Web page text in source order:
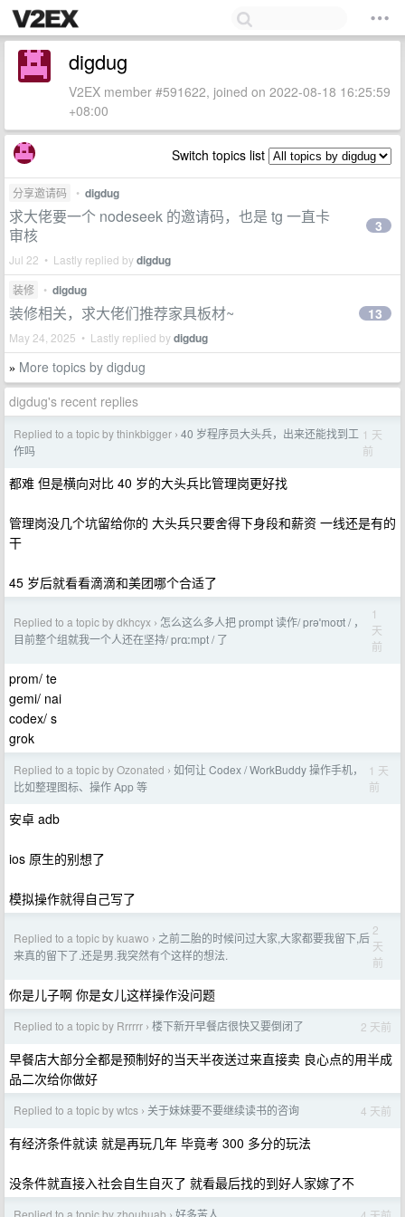
digdug
V2EX member #591622, joined on 2022-08-18 16:25:59
+08:00
Switch topics list
分享邀请码 • digdug
求大佬要一个 nodeseek 的邀请码，也是 tg 一直卡
审核
Jul 22 • Lastly replied bydigdug
3
装修 • digdug
装修相关，求大佬们推荐家具板材~
May 24, 2025 • Lastly replied bydigdug
13
» More topics by digdug
digdug's recent replies
Replied to a topic by thinkbigger › 40 岁程序员大头兵，出来还能找到工
作吗
1 天
前
都难 但是横向对比 40 岁的大头兵比管理岗更好找
管理岗没几个坑留给你的 大头兵只要舍得下身段和薪资 一线还是有的
干
45 岁后就看看滴滴和美团哪个合适了
Replied to a topic by dkhcyx › 怎么这么多人把 prompt 读作/ prəˈmoʊt / ，
目前整个组就我一个人还在坚持/ prɑːmpt / 了
1
天
前
prom/ te
gemi/ nai
codex/ s
grok
Replied to a topic by Ozonated › 如何让 Codex / WorkBuddy 操作手机，
比如整理图标、操作 App 等
1 天
前
安卓 adb
ios 原生的别想了
模拟操作就得自己写了
Replied to a topic by kuawo › 之前二胎的时候问过大家,大家都要我留下,后
来真的留下了.还是男.我突然有个这样的想法.
2
天
前
你是儿子啊 你是女儿这样操作没问题
Replied to a topic by Rrrrrr › 楼下新开早餐店很快又要倒闭了 2 天前
早餐店大部分全都是预制好的当天半夜送过来直接卖 良心点的用半成
品二次给你做好
Replied to a topic by wtcs › 关于妹妹要不要继续读书的咨询 4 天前
有经济条件就读 就是再玩几年 毕竟考 300 多分的玩法
没条件就直接入社会自生自灭了 就看最后找的到好人家嫁了不
Replied to a topic by zhouhuab 好多苦人